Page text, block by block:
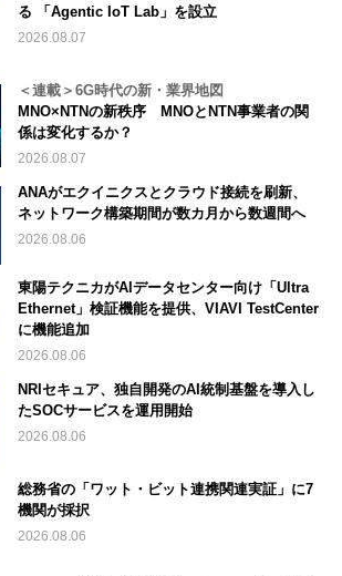
る 「Agentic IoT Lab」を設立
2026.08.07
＜連載＞6G時代の新・業界地図
MNO×NTNの新秩序 MNOとNTN事業者の関
係は変化するか？
2026.08.07
ANAがエクイニクスとクラウド接続を刷新、
ネットワーク構築期間が数カ月から数週間へ
2026.08.06
東陽テクニカがAIデータセンター向け「Ultra
Ethernet」検証機能を提供、VIAVI TestCenter
に機能追加
2026.08.06
NRIセキュア、独自開発のAI統制基盤を導入し
たSOCサービスを運用開始
2026.08.06
総務省の「ワット・ビット連携関連実証」に7
機関が採択
2026.08.06